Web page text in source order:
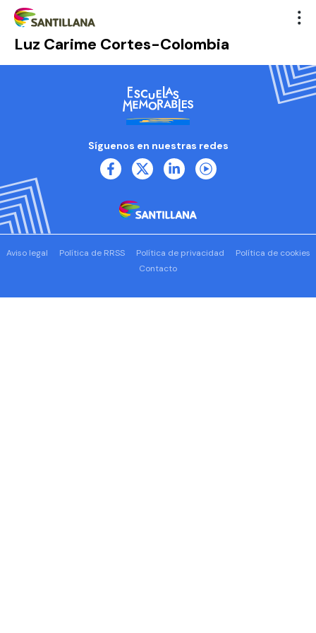
Luz Carime Cortes-Colombia
Síguenos en nuestras redes
Aviso legal Política de RRSS Política de privacidad
Política de cookies
Contacto